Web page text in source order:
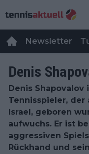
Newsletter
Denis
Denis Shapovalov
Tennisspieler, der
Israel, geboren
aufwuchs. Er ist
aggressiven
Rückhand und